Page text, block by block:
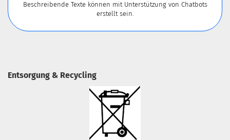
Beschreibende Texte können mit Unterstützung von Chatbots
erstellt sein.
Entsorgung & Recycling